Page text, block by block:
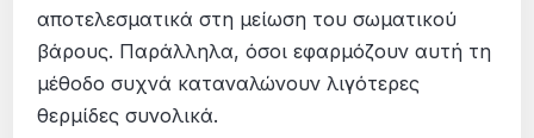
αποτελεσματικά στη μείωση του σωματικού
βάρους. Παράλληλα, όσοι εφαρμόζουν αυτή τη
μέθοδο συχνά καταναλώνουν λιγότερες
θερμίδες συνολικά.